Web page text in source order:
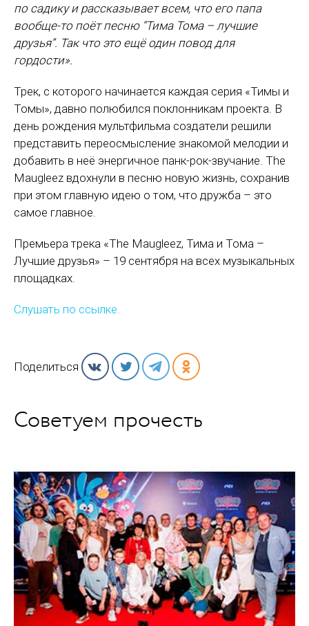
по садику и рассказывает всем, что его папа
вообще-то поёт песню “Тима Тома – лучшие
друзья”. Так что это ещё один повод для
гордости».
Трек, с которого начинается каждая серия «Тимы и
Томы», давно полюбился поклонникам проекта. В
день рождения мультфильма создатели решили
представить переосмысление знакомой мелодии и
добавить в неё энергичное панк-рок-звучание. The
Maugleez вдохнули в песню новую жизнь, сохранив
при этом главную идею о том, что дружба – это
самое главное.
Премьера трека «The Maugleez, Тима и Тома –
Лучшие друзья» – 19 сентября на всех музыкальных
площадках.
Слушать по ссылке.
Поделиться
Советуем прочесть